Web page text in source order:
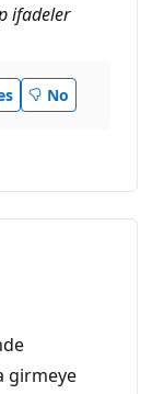
ifadeler
No
girmeye